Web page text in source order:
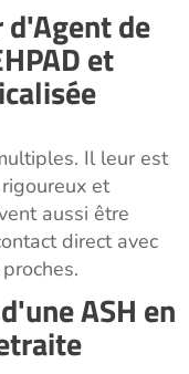
d'Agent de
et
Il leur est
et
aussi être
direct avec
ASH en